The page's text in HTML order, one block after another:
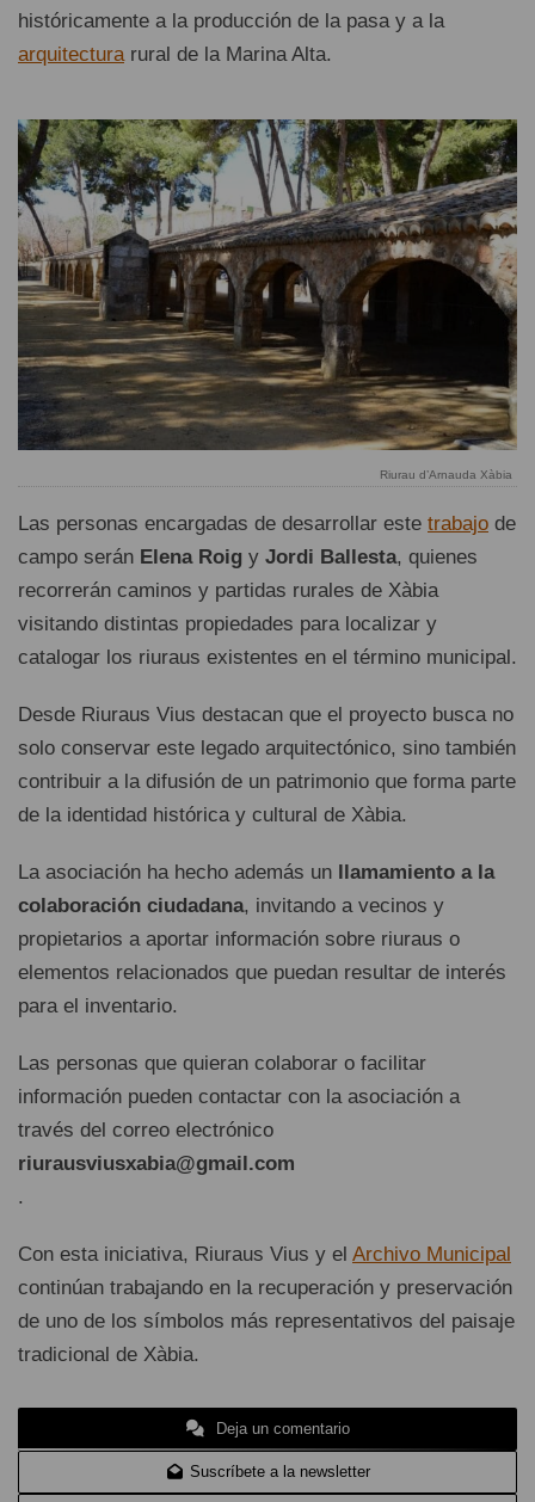
históricamente a la producción de la pasa y a la
arquitecturarural de la Marina Alta.
Riurau d’Arnauda Xàbia
Las personas encargadas de desarrollar este trabajo de
campo serán Elena Roig y Jordi Ballesta, quienes
recorrerán caminos y partidas rurales de Xàbia
visitando distintas propiedades para localizar y
catalogar los riuraus existentes en el término municipal.
Desde Riuraus Vius destacan que el proyecto busca no
solo conservar este legado arquitectónico, sino también
contribuir a la difusión de un patrimonio que forma parte
de la identidad histórica y cultural de Xàbia.
La asociación ha hecho además un
llamamiento a la
colaboración ciudadana, invitando a vecinos y
propietarios a aportar información sobre riuraus o
elementos relacionados que puedan resultar de interés
para el inventario.
Las personas que quieran colaborar o facilitar
información pueden contactar con la asociación a
través del correo electrónico
riurausviusxabia@gmail.com
.
Con esta iniciativa, Riuraus Vius y el Archivo Municipal
continúan trabajando en la recuperación y preservación
de uno de los símbolos más representativos del paisaje
tradicional de Xàbia.
Deja un comentario
Suscríbete a la newsletter